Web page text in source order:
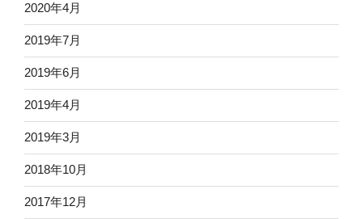
2020年4月
2019年7月
2019年6月
2019年4月
2019年3月
2018年10月
2017年12月